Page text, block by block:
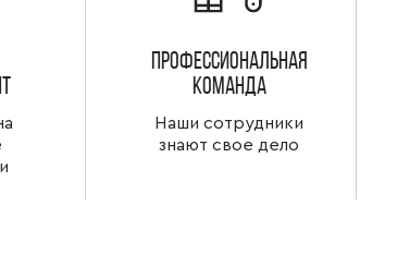
Профессиональная
команда
Наши сотрудники
знают свое дело